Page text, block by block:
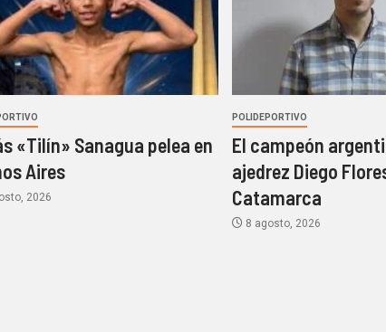
«Tilín» Sanagua pelea en
Aires
2026
POLIDEPORTIVO
El campeón
ajedrez Diego
Catamarca
8 agosto, 2026